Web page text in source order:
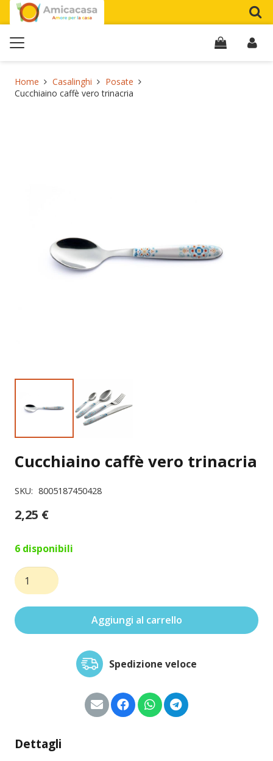
Home Casalinghi
Posate
Cucchiaino caffè vero trinacria
Cucchiaino caffè vero trinacria
SKU: 8005187450428
2,25 €
6 disponibili
Cucchiaino
caffè
vero
trinacria
Aggiungi al carrello
Spedizione veloce
Dettagli